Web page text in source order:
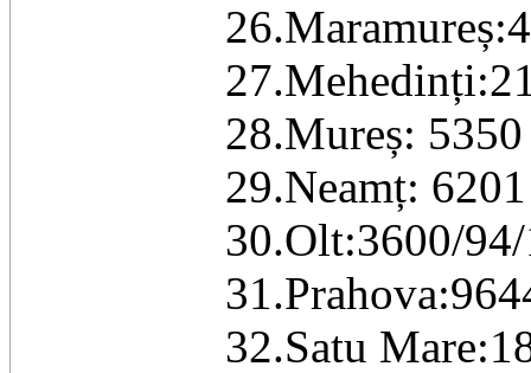
28.Mureș:
29.Neamț:
30.Olt:3600/
32.Satu